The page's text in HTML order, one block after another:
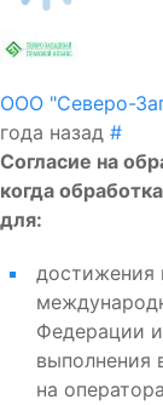
ООО "Северо-
года назад #
Согласие на
когда
для:
достижения
Федерации
выполнения
на